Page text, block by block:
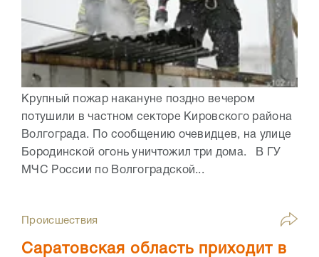
Крупный пожар накануне поздно вечером
потушили в частном секторе Кировского района
Волгограда. По сообщению очевидцев, на улице
Бородинской огонь уничтожил три дома. В ГУ
МЧС России по Волгоградской...
Происшествия
Саратовская область приходит в